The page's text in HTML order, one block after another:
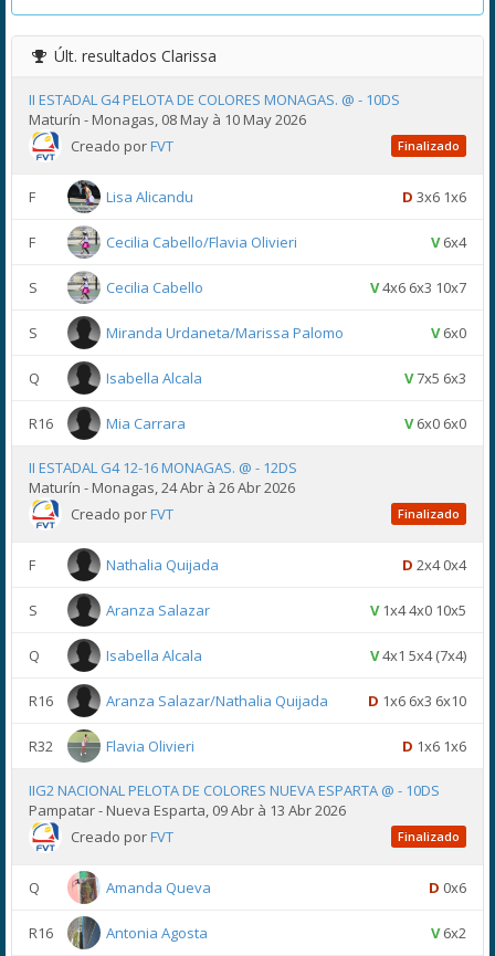
Últ. resultados Clarissa
II ESTADAL G4 PELOTA DE COLORES MONAGAS. @ - 10DS
Maturín - Monagas, 08 May à 10 May 2026
Creado porFVT Finalizado
F Lisa Alicandu D 3x6 1x6
F Cecilia Cabello/Flavia Olivieri V6x4
S Cecilia Cabello V4x6 6x3 10x7
S Miranda Urdaneta/Marissa Palomo V6x0
Q Isabella Alcala V7x5 6x3
R16 Mia Carrara V6x0 6x0
II ESTADAL G4 12-16 MONAGAS. @ - 12DS
Maturín - Monagas, 24 Abr à 26 Abr 2026
Creado porFVT Finalizado
F Nathalia Quijada D 2x4 0x4
S Aranza Salazar V1x4 4x0 10x5
Q Isabella Alcala V4x1 5x4 (7x4)
R16 Aranza Salazar/Nathalia Quijada D 1x6 6x3 6x10
R32 Flavia Olivieri D 1x6 1x6
IIG2 NACIONAL PELOTA DE COLORES NUEVA ESPARTA @ - 10DS
Pampatar - Nueva Esparta, 09 Abr à 13 Abr 2026
Creado porFVT Finalizado
Q Amanda Queva D 0x6
R16 Antonia Agosta V6x2